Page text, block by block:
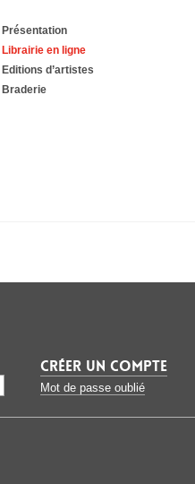
Présentation
Librairie en ligne
Editions d’artistes
Braderie
CRÉER UN COMPTE
Mot de passe oublié